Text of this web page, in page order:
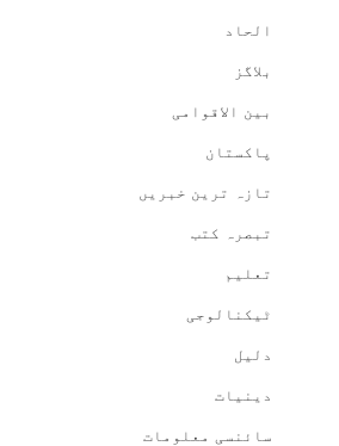
الحاد
بلاگز
بین الاقوامی
پاکستان
تازہ ترین خبریں
تبصرہ کتب
تعلیم
ٹیکنالوجی
دلیل
دینیات
سائنسی معلومات